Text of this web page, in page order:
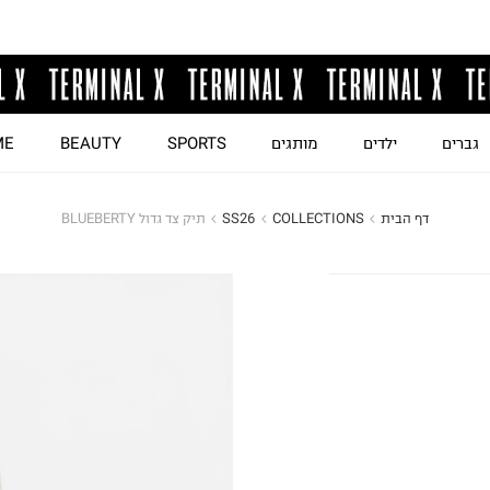
גברים ילדים מותגים SPORTS
BEAUTY
דף הבית COLLECTIONS
SS26 תיק צד גדול BLUEBERTY